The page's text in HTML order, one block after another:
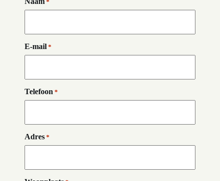
*
E-mail *
Telefoon *
Adres *